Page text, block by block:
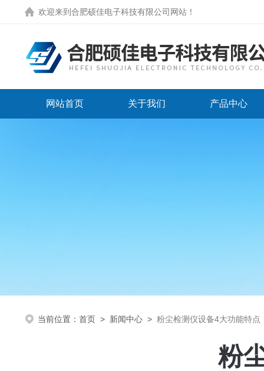
欢迎来到 合肥硕佳电子科技有限公司网站 ！
网站首页 关于我们 产品中心
当前位置： 首页 > 新闻中心 > 粉尘检测仪设备4大功能特点
粉